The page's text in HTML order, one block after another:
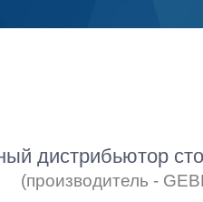
дистрибьютор
(производитель -